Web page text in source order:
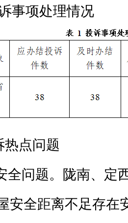
事项处理情况
热点问题
全问题。陇南、定
安全距离不足存在